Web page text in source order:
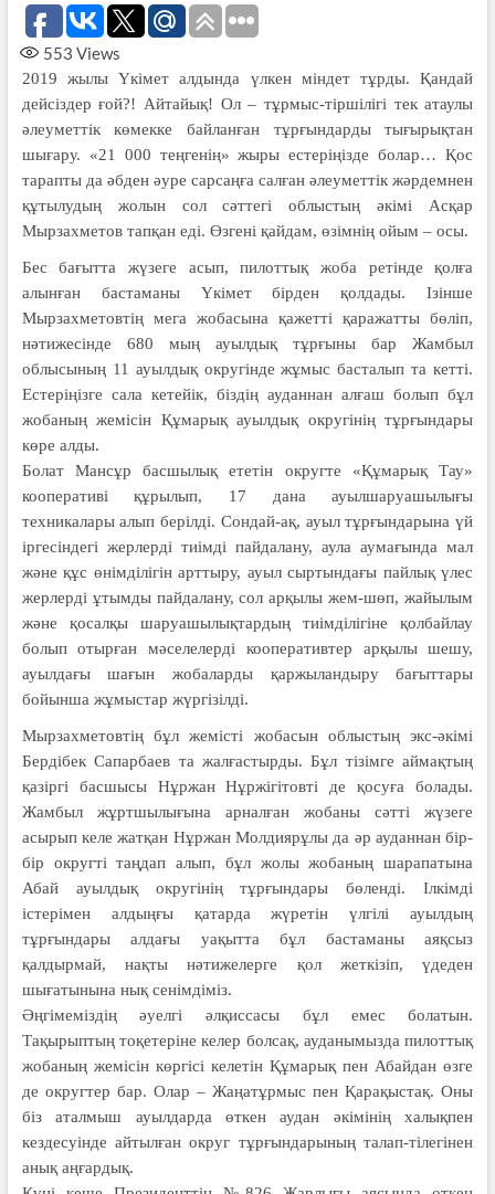
553 Views
2019 жылы Үкімет алдында үлкен міндет тұрды. Қандай
дейсіздер ғой?! Айтайық! Ол – тұрмыс-тіршілігі тек атаулы
әлеуметтік көмекке байланған тұрғындарды тығырықтан
шығару. «21 000 теңгенің» жыры естеріңізде болар… Қос
тарапты да әбден әуре сарсаңға салған әлеуметтік жәрдемнен
құтылудың жолын сол сәттегі облыстың әкімі Асқар
Мырзахметов тапқан еді. Өзгені қайдам, өзімнің ойым – осы.
Бес бағытта жүзеге асып, пилоттық жоба ретінде қолға
алынған бастаманы Үкімет бірден қолдады. Ізінше
Мырзахметовтің мега жобасына қажетті қаражатты бөліп,
нәтижесінде 680 мың ауылдық тұрғыны бар Жамбыл
облысының 11 ауылдық округінде жұмыс басталып та кетті.
Естеріңізге сала кетейік, біздің ауданнан алғаш болып бұл
жобаның жемісін Құмарық ауылдық округінің тұрғындары
көре алды.
Болат Мансұр басшылық ететін округте «Құмарық Тау»
кооперативі құрылып, 17 дана ауылшаруашылығы
техникалары алып берілді. Сондай-ақ, ауыл тұрғындарына үй
іргесіндегі жерлерді тиімді пайдалану, аула аумағында мал
және құс өнімділігін арттыру, ауыл сыртындағы пайлық үлес
жерлерді ұтымды пайдалану, сол арқылы жем-шөп, жайылым
және қосалқы шаруашылықтардың тиімділігіне қолбайлау
болып отырған мәселелерді кооперативтер арқылы шешу,
ауылдағы шағын жобаларды қаржыландыру бағыттары
бойынша жұмыстар жүргізілді.
Мырзахметовтің бұл жемісті жобасын облыстың экс-әкімі
Бердібек Сапарбаев та жалғастырды. Бұл тізімге аймақтың
қазіргі басшысы Нұржан Нұржігітовті де қосуға болады.
Жамбыл жұртшылығына арналған жобаны сәтті жүзеге
асырып келе жатқан Нұржан Молдиярұлы да әр ауданнан бір-
бір округті таңдап алып, бұл жолы жобаның шарапатына
Абай ауылдық округінің тұрғындары бөленді. Ілкімді
істерімен алдыңғы қатарда жүретін үлгілі ауылдың
тұрғындары алдағы уақытта бұл бастаманы аяқсыз
қалдырмай, нақты нәтижелерге қол жеткізіп, үдеден
шығатынына нық сенімдіміз.
Әңгімеміздің әуелгі әлқиссасы бұл емес болатын.
Тақырыптың тоқетеріне келер болсақ, ауданымызда пилоттық
жобаның жемісін көргісі келетін Құмарық пен Абайдан өзге
де округтер бар. Олар – Жаңатұрмыс пен Қарақыстақ. Оны
біз аталмыш ауылдарда өткен аудан әкімінің халықпен
кездесуінде айтылған округ тұрғындарының талап-тілегінен
анық аңғардық.